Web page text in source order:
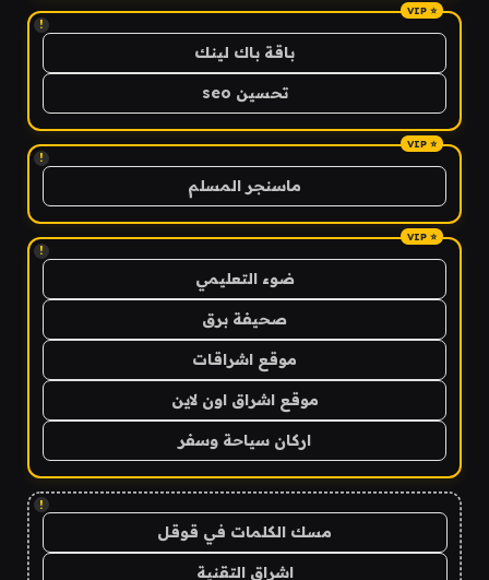
!
باقة باك لينك
تحسين seo
!
ماسنجر المسلم
!
ضوء التعليمي
صحيفة برق
موقع اشراقات
موقع اشراق اون لاين
اركان سياحة وسفر
!
مسك الكلمات في قوقل
اشراق التقنية